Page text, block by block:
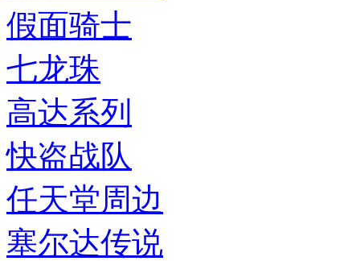
假面骑士
七龙珠
高达系列
快盗战队
任天堂周边
塞尔达传说